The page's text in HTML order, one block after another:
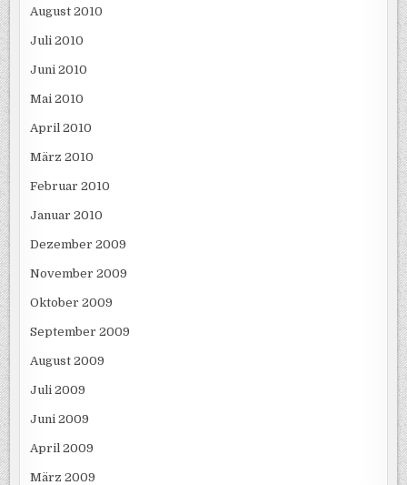
August 2010
Juli 2010
Juni 2010
Mai 2010
April 2010
März 2010
Februar 2010
Januar 2010
Dezember 2009
November 2009
Oktober 2009
September 2009
August 2009
Juli 2009
Juni 2009
April 2009
März 2009